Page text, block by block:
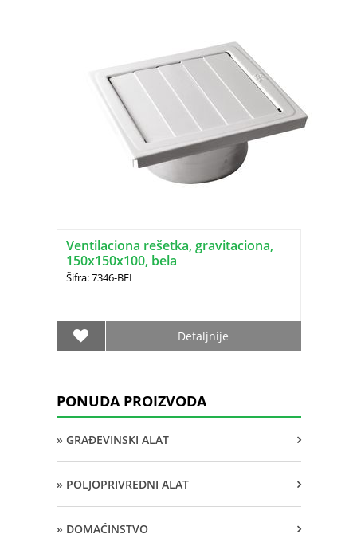
Ventilaciona rešetka, gravitaciona,
150x150x100, bela
Šifra: 7346-BEL
Detaljnije
PONUDA PROIZVODA
» GRAĐEVINSKI ALAT
» POLJOPRIVREDNI ALAT
» DOMAĆINSTVO